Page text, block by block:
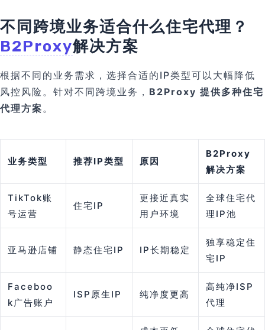
不同跨境业务适合什么住宅代理？
B2Proxy解决方案
根据不同的业务需求，选择合适的IP类型可以大幅降低
风控风险。针对不同跨境业务， B2Proxy 提供多种住宅
代理方案。
业务类型 推荐IP类型 原因
B2Proxy
解决方案
TikTok账
号运营
住宅IP
更接近真实
用户环境
全球住宅代
理IP池
亚马逊店铺 静态住宅IP IP长期稳定
独享稳定住
宅IP
Faceboo
k广告账户
ISP原生IP 纯净度更高
高纯净ISP
代理